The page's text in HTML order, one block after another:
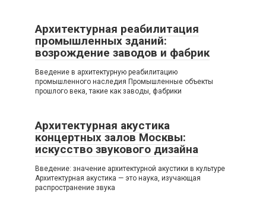
Архитектурная реабилитация
промышленных зданий:
возрождение заводов и фабрик
Введение в архитектурную реабилитацию
промышленного наследия Промышленные объекты
прошлого века, такие как заводы, фабрики
Архитектурная акустика
концертных залов Москвы:
искусство звукового дизайна
Введение: значение архитектурной акустики в культуре
Архитектурная акустика — это наука, изучающая
распространение звука